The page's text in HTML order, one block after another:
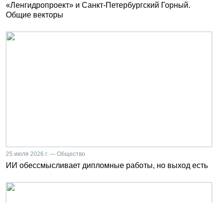
«Ленгидропроект» и Санкт-Петербургский Горный.
Общие векторы
25 июля 2026 г. — Общество
ИИ обессмысливает дипломные работы, но выход есть